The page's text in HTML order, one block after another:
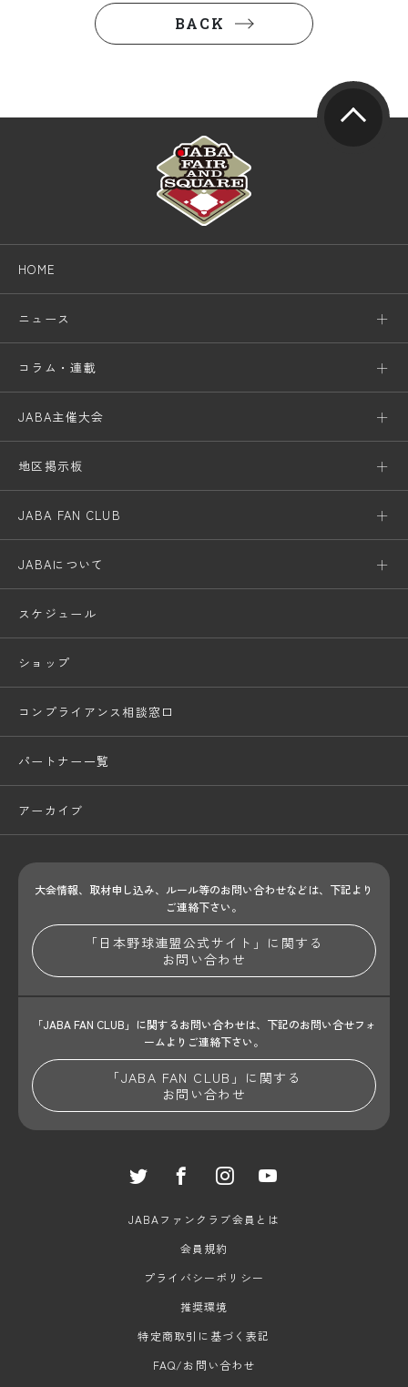
BACK
HOME
ニュース
コラム・連載
JABA主催大会
地区掲示板
JABA FAN CLUB
JABAについて
スケジュール
ショップ
コンプライアンス相談窓口
パートナー一覧
アーカイブ
大会情報、取材申し込み、ルール等のお問い合わせなどは、下記より
ご連絡下さい。
「日本野球連盟公式サイト」に関する
お問い合わせ
「JABA FAN CLUB」に関するお問い合わせは、 下記のお問い合せフォ
ームよりご連絡下さい。
「JABA FAN CLUB」に関する
お問い合わせ
JABAファンクラブ会員とは
会員規約
プライバシーポリシー
推奨環境
特定商取引に基づく表記
FAQ/お問い合わせ